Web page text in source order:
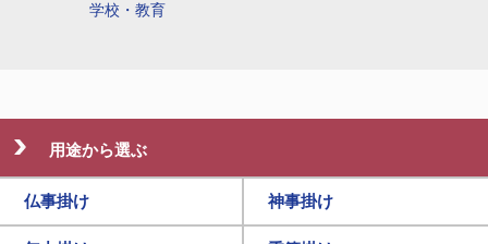
学校・教育
用途から選ぶ
仏事掛け 神事掛け